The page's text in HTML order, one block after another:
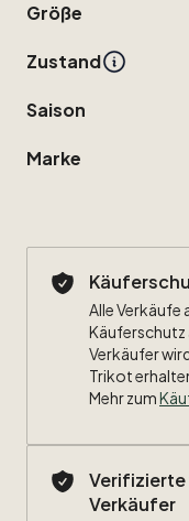
Größe
Zustand
Saison
Marke
Alle Verkäufe
Käuferschutz
Verkäufer
Trikot
Mehr zum
Verkäufer